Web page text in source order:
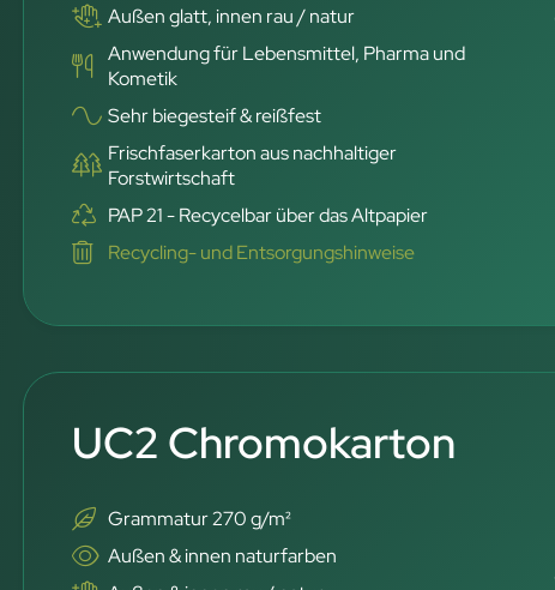
Außen glatt, innen rau / natur
Anwendung für Lebensmittel, Pharma und
Kometik
Sehr biegesteif & reißfest
Frischfaserkarton aus nachhaltiger
Forstwirtschaft
PAP 21 - Recycelbar über das Altpapier
Recycling- und Entsorgungshinweise
UC2 Chromokarton
Grammatur 270 g/m²
Außen & innen naturfarben